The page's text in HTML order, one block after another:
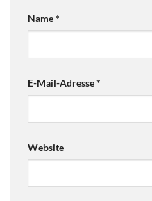
Name*
E-Mail-Adresse*
Website